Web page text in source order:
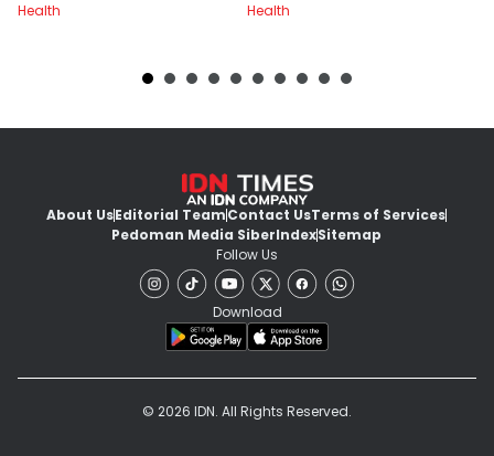
Health
Health
About UsEditorial TeamContact UsTerms of Services
Pedoman Media SiberIndexSitemap
Follow Us
Download
© 2026 IDN. All Rights Reserved.